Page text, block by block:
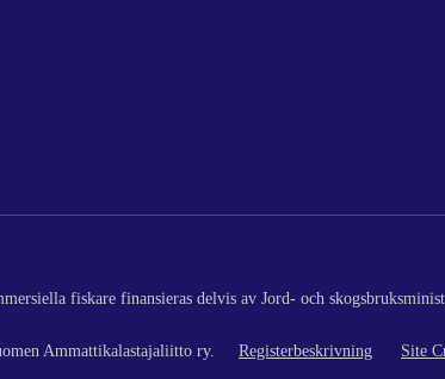
fiskare finansieras delvis av Jord- och
Ammattikalastajaliitto ry. Registerbeskrivning Site